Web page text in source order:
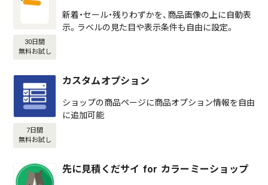
30日間
無料お試し
新着・セール・残りわずかを、商品画像の上に自動表
示。ラベルの見た目や表示条件も自由に設定。
7日間
無料お試し
カスタムオプション
ショップの商品ページに商品オプション情報を自由
に追加可能
先に見積くだサイ for カラーミーショップ